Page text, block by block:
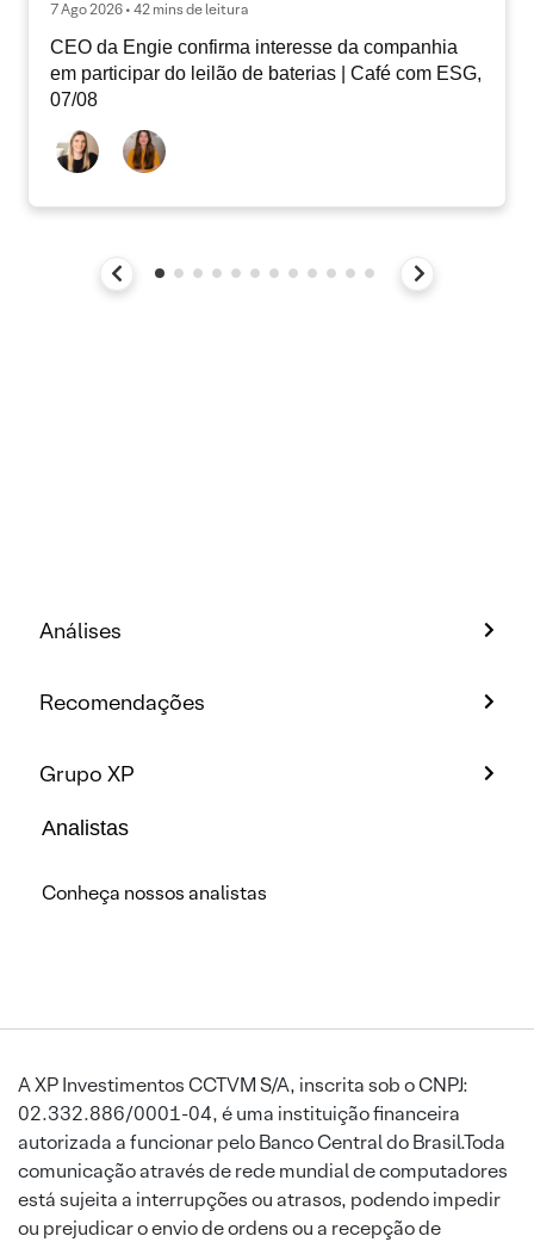
7 Ago 2026 • 42 mins de leitura
CEO da Engie confirma interesse da companhia
em participar do leilão de baterias | Café com ESG,
07/08
Análises
Recomendações
Grupo XP
Analistas
Conheça nossos analistas
A XP Investimentos CCTVM S/A, inscrita sob o CNPJ:
02.332.886/0001-04, é uma instituição financeira
autorizada a funcionar pelo Banco Central do Brasil.Toda
comunicação através de rede mundial de computadores
está sujeita a interrupções ou atrasos, podendo impedir
ou prejudicar o envio de ordens ou a recepção de